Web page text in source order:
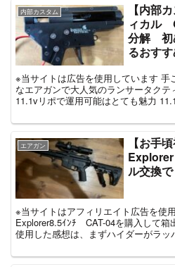
内部カスタム
【内部
ィカル
分解 初
るおす
※当サイトは広告を使用しています 手ごろな価格で性能が良く、軽量
なエアガンで大人気のランサータクティカル
11.1vリポで運用可能はとても魅力 11.1vにするだけでキレとサイク
エアガン
【お手
ル交換
※当サイトはアフィリエイト広告を使用し
Explorer8.5ｲﾝﾁ CAT-04を購入して箱
使用した感想は、まずハイダーがラ